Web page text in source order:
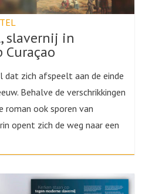
slavernij in
Curaçao
dat zich afspeelt aan de einde
Behalve de verschrikkingen
roman ook sporen van
opent zich de weg naar een